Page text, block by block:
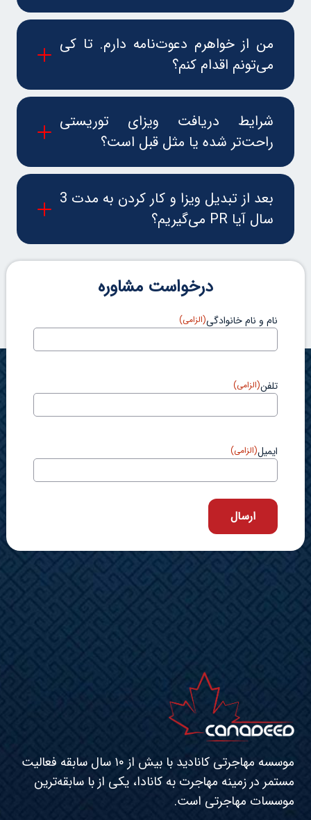
من از خواهرم دعوت‌نامه دارم. تا کی
می‌تونم اقدام کنم؟
شرایط دریافت ویزای توریستی
راحت‌تر شده یا مثل قبل است؟
بعد از تبدیل ویزا و کار کردن به مدت 3
سال آیا PR می‌گیریم؟
موسسه مهاجرتی کانادید با بیش از ۱۰ سال سابقه فعالیت
مستمر در زمینه مهاجرت به کانادا، یکی از با سابقه‌ترین
موسسات مهاجرتی است.
درخواست مشاوره
نام و نام خانوادگی(الزامی)
تلفن(الزامی)
ایمیل(الزامی)